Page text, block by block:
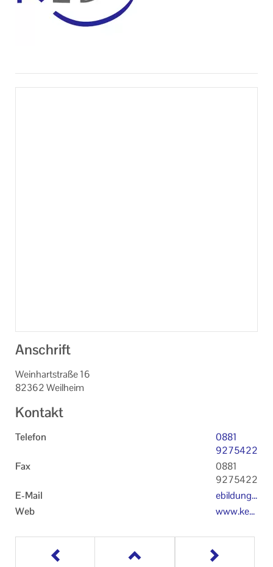
Anschrift
Weinhartstraße 16
82362 Weilheim
Kontakt
Telefon
0881
9275422
Fax
0881
9275422
E-Mail
ebildung
@kebwm.
Web
www.keb
-schonga
u.de